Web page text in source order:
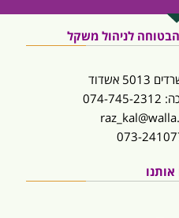
לניהול משקל